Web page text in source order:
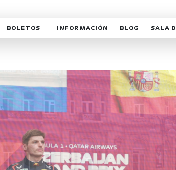
NOSOTROS
BOLETOS INFORMACIÓN
DERECHO DE PRIMERA OPCIÓN
REFORESTEMOS JUNTOS
MOTORSPORT ACADEMY
VOLUNTARIOS
EXPOSICIÓN FOTOGRÁFICA
CAMPEONATO
BLOG
MEXICOGP
INTERACTIVOS
SALA